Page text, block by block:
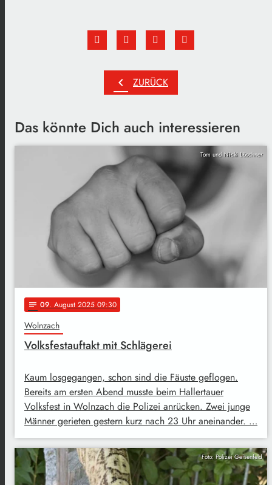
chevron_left ZURÜCK
Das könnte Dich auch interessieren
Tom und Nicki Löschner
notes 09. August 2025 09:30
Wolnzach
Volksfestauftakt mit Schlägerei
Kaum losgegangen, schon sind die Fäuste geflogen.
Bereits am ersten Abend musste beim Hallertauer
Volksfest in Wolnzach die Polizei anrücken. Zwei junge
Männer gerieten gestern kurz nach 23 Uhr aneinander. …
Foto: Polizei Geisenfeld